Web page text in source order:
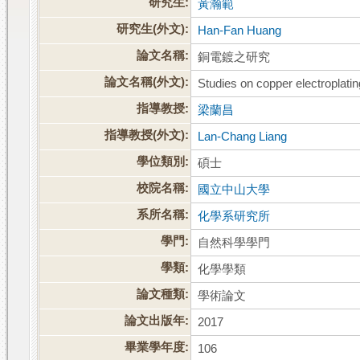
黃瀚範
研究生(外文):
Han-Fan Huang
論文名稱:
銅電鍍之研究
論文名稱(外文):
Studies on copper
指導教授:
梁蘭昌
指導教授(外文):
Lan-Chang Liang
學位類別:
碩士
校院名稱:
國立中山大學
系所名稱:
化學系研究所
學門:
自然科學學門
學類:
化學學類
論文種類:
學術論文
論文出版年:
2017
畢業學年度:
106